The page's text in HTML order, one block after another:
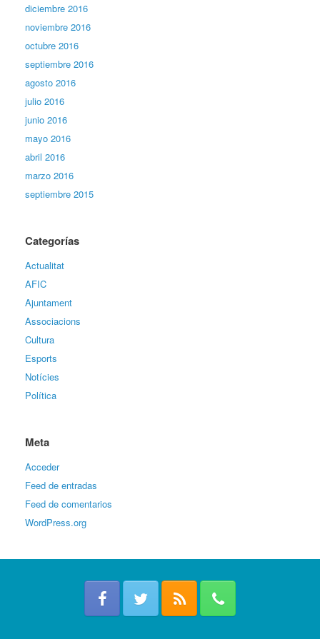
diciembre 2016
noviembre 2016
octubre 2016
septiembre 2016
agosto 2016
julio 2016
junio 2016
mayo 2016
abril 2016
marzo 2016
septiembre 2015
Categorías
Actualitat
AFIC
Ajuntament
Associacions
Cultura
Esports
Notícies
Política
Meta
Acceder
Feed de entradas
Feed de comentarios
WordPress.org